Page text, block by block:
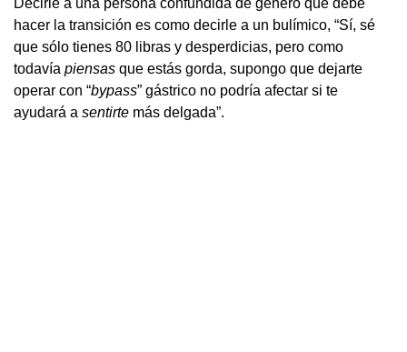
hacer la transición es como decirle a un bulímico, “Sí, sé
que sólo tienes 80 libras y desperdicias, pero como
todavía piensas que estás gorda, supongo que dejarte
operar con “bypass” gástrico no podría afectar si te
ayudará a sentirte más delgada”.